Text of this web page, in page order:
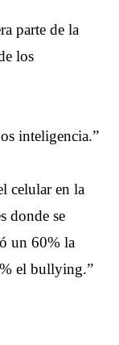
parte de la
los
inteligencia.”
celular en la
donde se
un 60% la
el bullying.”